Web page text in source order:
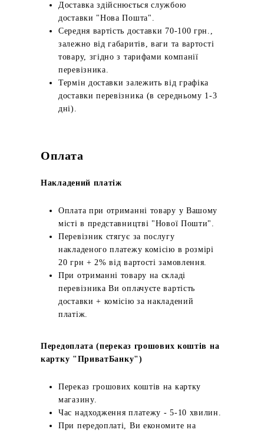
Доставка здійснюється службою
доставки "Нова Пошта".
Середня вартість доставки 70-100 грн.,
залежно від габаритів, ваги та вартості
товару, згідно з тарифами компанії
перевізника.
Термін доставки залежить від графіка
доставки перевізника (в середньому 1-3
дні).
Оплата
Накладений платіж
Оплата при отриманні товару у Вашому
місті в представництві "Нової Пошти".
Перевізник стягує за послугу
накладеного платежу комісію в розмірі
20 грн + 2% від вартості замовлення.
При отриманні товару на складі
перевізника Ви оплачуєте вартість
доставки + комісію за накладений
платіж.
Передоплата (переказ грошових коштів на
картку "ПриватБанку")
Переказ грошових коштів на картку
магазину.
Час надходження платежу - 5-10 хвилин.
При передоплаті, Ви економите на